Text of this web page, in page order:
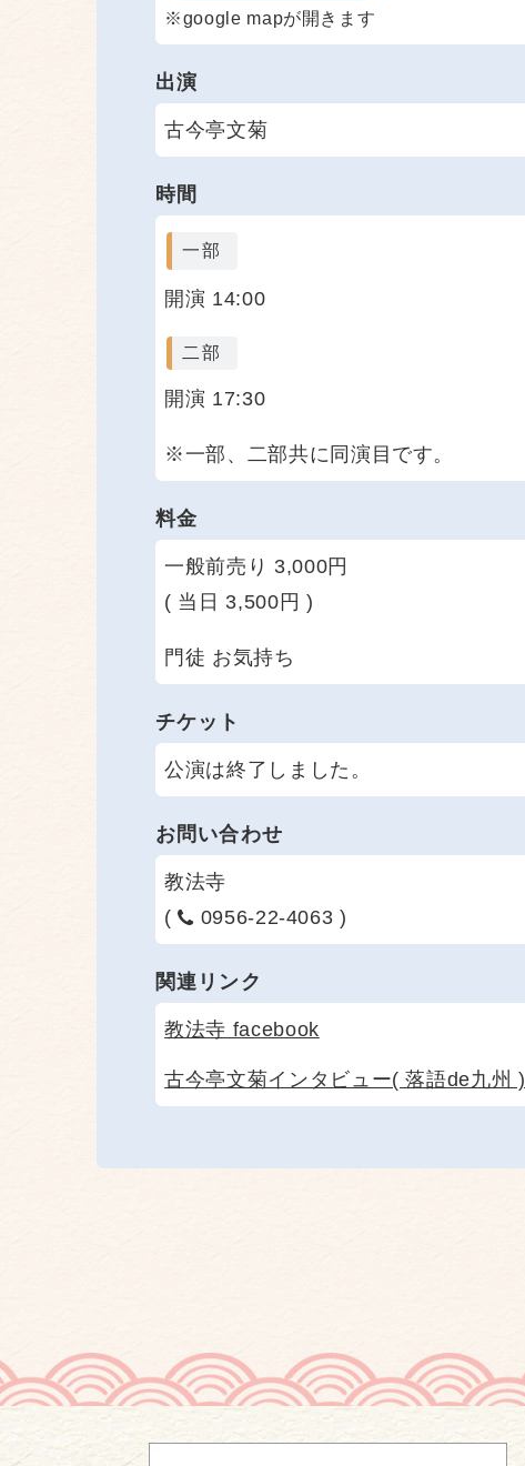
※google mapが開きます
出演
古今亭文菊
時間
一部
開演 14:00
二部
開演 17:30
※一部、二部共に同演目です。
料金
一般前売り 3,000円
( 当日 3,500円 )
門徒 お気持ち
チケット
公演は終了しました。
お問い合わせ
教法寺
(
0956-22-4063 )
関連リンク
教法寺 facebook
古今亭文菊インタビュー( 落語de九州 )